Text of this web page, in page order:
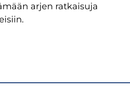
arjen ratkaisuja